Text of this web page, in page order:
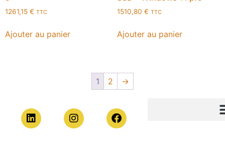
1261,15 € TTC
Ajouter au panier
1510,80 € TTC
Ajouter au panier
1 2 →